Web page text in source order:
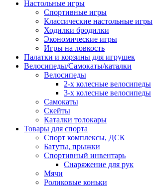
Настольные игры
Спортивные игры
Классические настольные игры
Ходилки бродилки
Экономические игры
Игры на ловкость
Палатки и корзины для игрушек
Велосипеды/Самокаты/каталки
Велосипеды
2-х колесные велосипеды
3-х колесные велосипеды
Самокаты
Скейты
Каталки толокары
Товары для спорта
Спорт комплексы, ДСК
Батуты, прыжки
Спортивный инвентарь
Снаряжение для рук
Мячи
Роликовые коньки